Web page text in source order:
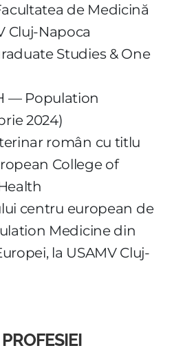
de Medicină
Cluj-Napoca
Studies & One
— Population
2024)
român cu titlu
College of
centru european de
Medicine din
la USAMV Cluj-